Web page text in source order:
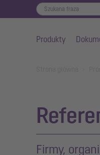
Produkty
Firmy,